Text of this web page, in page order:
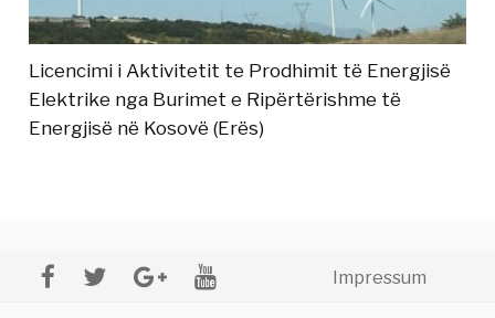
Licencimi i Aktivitetit te Prodhimit të Energjisë
Elektrike nga Burimet e Ripërtërishme të
Energjisë në Kosovë (Erës)
Impressum